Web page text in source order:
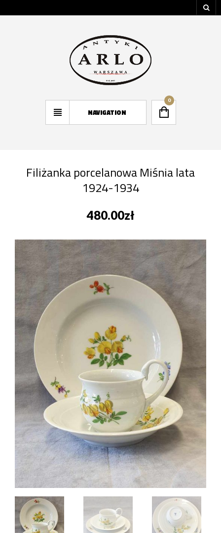
NAVIGATION
0
Filiżanka porcelanowa Miśnia lata
1924-1934
480.00zł